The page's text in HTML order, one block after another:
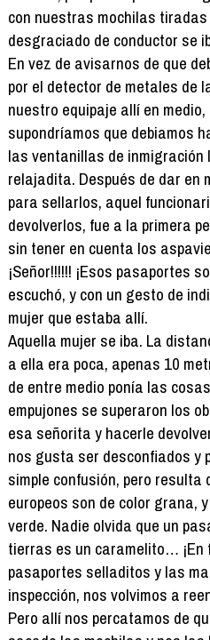
con nuestras mochilas tiradas
desgraciado de conductor se
En vez de avisarnos de que
por el detector de metales de
nuestro equipaje allí en
supondríamos que debiamos
las ventanillas de inmigración
relajadita. Después de dar en
para sellarlos, aquel
devolverlos, fue a la primera
sin tener en cuenta los
¡Señor!!!!!! ¡Esos pasaportes
escuchó, y con un gesto de
mujer que estaba allí.
Aquella mujer se iba. La
a ella era poca, apenas 10
de entre medio ponía las
empujones se superaron los
esa señorita y hacerle
nos gusta ser desconfiados y
simple confusión, pero
europeos son de color grana,
verde. Nadie olvida que un
tierras es un caramelito… ¡En
pasaportes selladitos y las
inspección, nos volvimos a
Pero allí nos percatamos de